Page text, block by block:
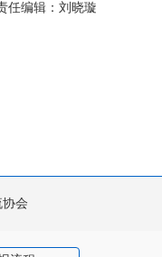
任编辑：刘晓璇
会